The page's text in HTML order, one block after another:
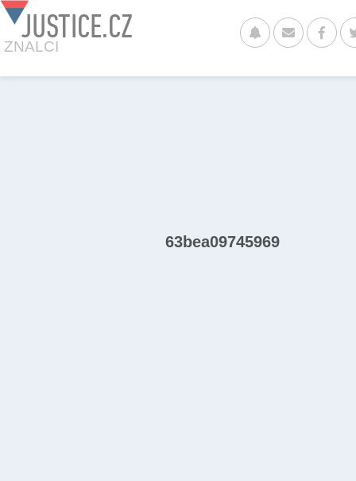
JUSTICE.CZ
ZNALCI
63bea09745969